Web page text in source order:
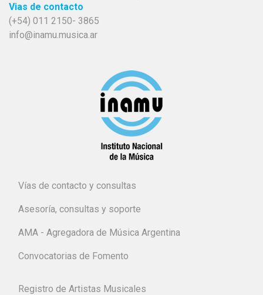
Vias de contacto
(+54) 011 2150- 3865
info@inamu.musica.ar
Vías de contacto y consultas
Asesoría, consultas y soporte
AMA - Agregadora de Música Argentina
Convocatorias de Fomento
Registro de Artistas Musicales